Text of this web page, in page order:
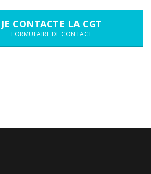
JE CONTACTE LA CGT
FORMULAIRE DE CONTACT